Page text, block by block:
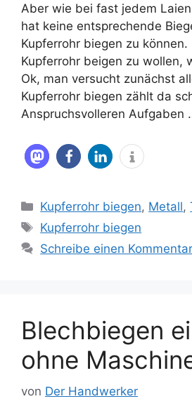
Aber wie bei fast jedem
hat keine entsprechende
Kupferrohr biegen zu können.
Kupferrohr beigen zu wollen,
Ok, man versucht zunächst
Kupferrohr biegen zählt da
Anspruchsvolleren Aufgaben
Kategorien
Kupferrohr biegen, Metall,
Schlagwörter
Kupferrohr biegen
Schreibe einen Kommentar
Blechbiegen
ohne
von Der Handwerker